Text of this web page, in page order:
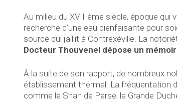
Au milieu du XVIIIème siècle, époque qui
recherche d’une eau bienfaisante pour
source qui jaillit à Contrexéville. La
Docteur Thouvenel dépose un
À la suite de son rapport, de nombreux
établissement thermal. La fréquentation
comme le Shah de Perse, la Grande